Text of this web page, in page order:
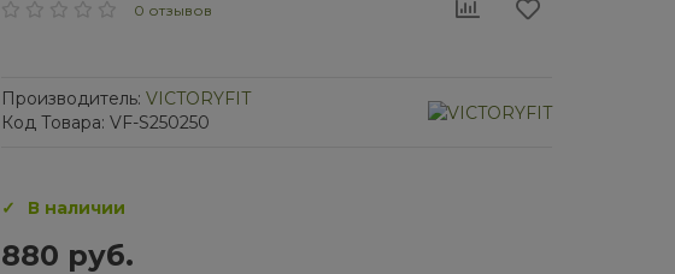
0 отзывов
Производитель: VICTORYFIT
Код Товара: VF-S250250
В наличии
880 руб.